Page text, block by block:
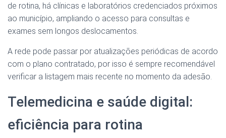
de rotina, há clínicas e laboratórios credenciados próximos
ao município, ampliando o acesso para consultas e
exames sem longos deslocamentos.
A rede pode passar por atualizações periódicas de acordo
com o plano contratado, por isso é sempre recomendável
verificar a listagem mais recente no momento da adesão.
Telemedicina e saúde digital:
eficiência para rotina